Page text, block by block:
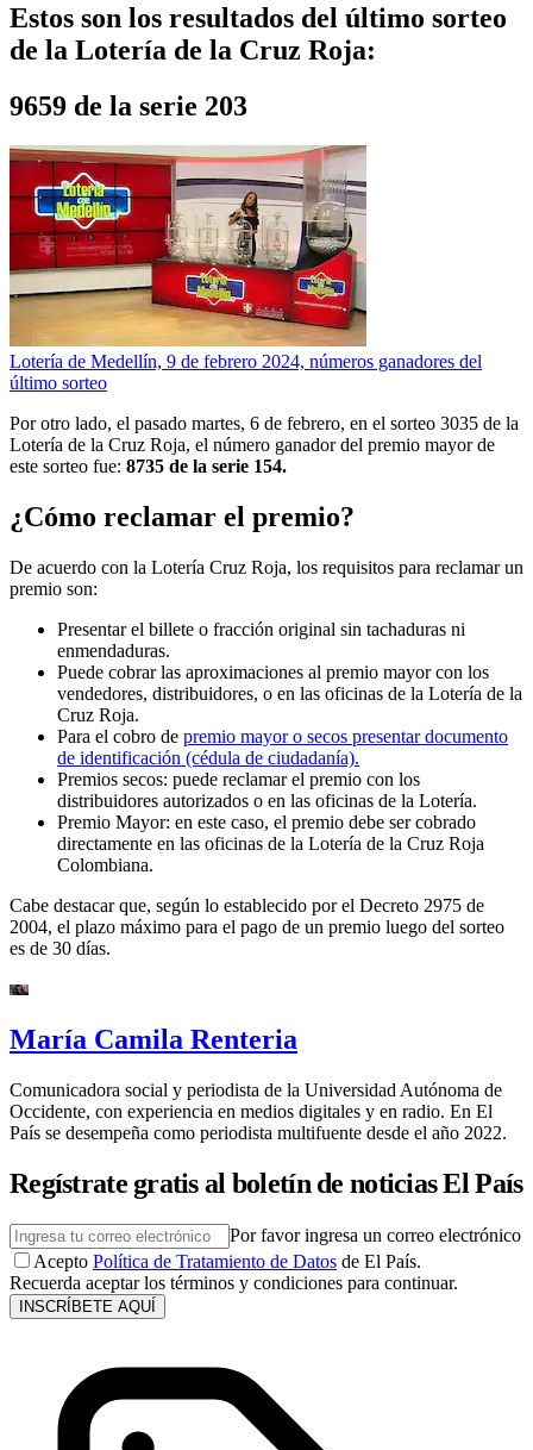
Estos son los resultados del último sorteo
de la Lotería de la Cruz Roja:
9659 de la serie 203
Lotería de Medellín, 9 de febrero 2024, números ganadores del
último sorteo
Por otro lado, el pasado martes, 6 de febrero, en el sorteo 3035 de la
Lotería de la Cruz Roja, el número ganador del premio mayor de
este sorteo fue: 8735 de la serie 154.
¿Cómo reclamar el premio?
De acuerdo con la Lotería Cruz Roja, los requisitos para reclamar un
premio son:
Presentar el billete o fracción original sin tachaduras ni
enmendaduras.
Puede cobrar las aproximaciones al premio mayor con los
vendedores, distribuidores, o en las oficinas de la Lotería de la
Cruz Roja.
Para el cobro de premio mayor o secos presentar documento
de identificación (cédula de ciudadanía).
Premios secos: puede reclamar el premio con los
distribuidores autorizados o en las oficinas de la Lotería.
Premio Mayor: en este caso, el premio debe ser cobrado
directamente en las oficinas de la Lotería de la Cruz Roja
Colombiana.
Cabe destacar que, según lo establecido por el Decreto 2975 de
2004, el plazo máximo para el pago de un premio luego del sorteo
es de 30 días.
María Camila Renteria
Comunicadora social y periodista de la Universidad Autónoma de
Occidente, con experiencia en medios digitales y en radio. En El
País se desempeña como periodista multifuente desde el año 2022.
Regístrate gratis al boletín de noticias El País
Por favor ingresa un correo electrónico
Acepto Política de Tratamiento de Datos de El País.
Recuerda aceptar los términos y condiciones para continuar.
INSCRÍBETE AQUÍ